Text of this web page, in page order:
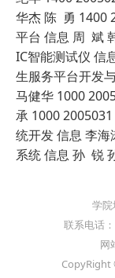
华杰 陈 勇 1400
平台 信息 周 斌
IC智能测试仪 信
生服务平台开发
马健华 1000
承 1000
统开发 信息 李
系统 信息 孙 锐
学院
联系电话
网
CopyRight